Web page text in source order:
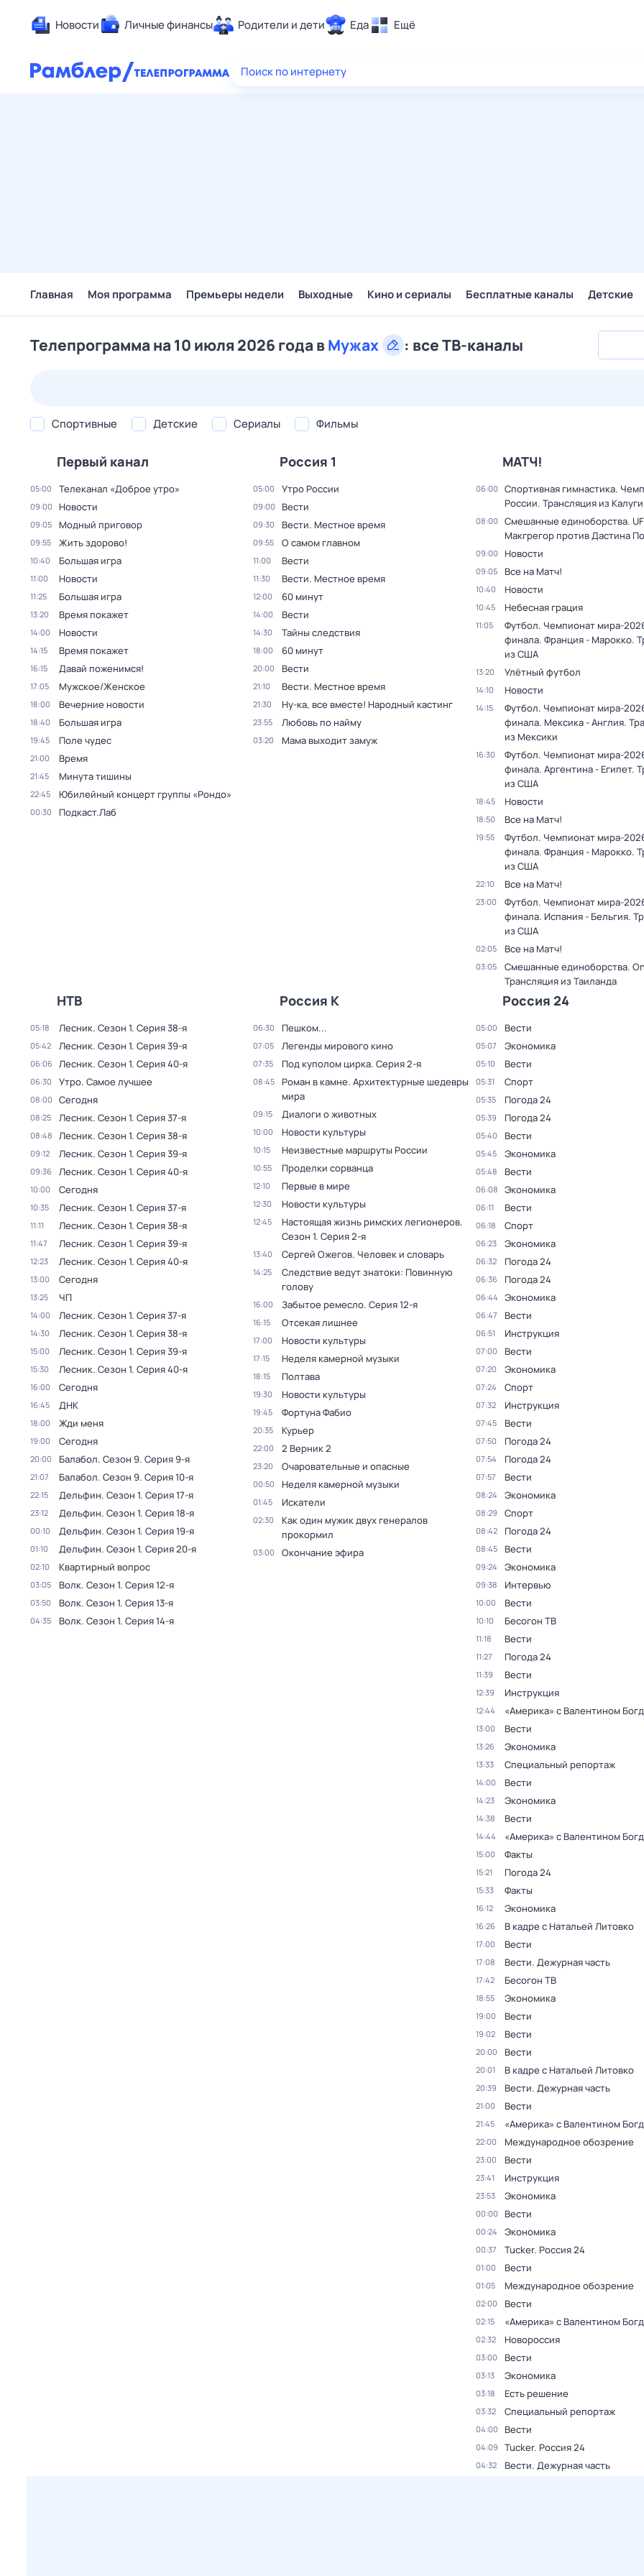
Новости Личные финансы Родители и дети Еда Ещё
Здоровье
Поиск по интернету
Главная Моя программа Премьеры недели Выходные Кино и сериалы Бесплатные каналы Детские
Телепрограмма на 10 июля 2026 года вМужах : все ТВ-каналы
Спортивные Детские Сериалы Фильмы
Первый канал
05:00 Телеканал «Доброе утро»
09:00 Новости
09:05 Модный приговор
09:55 Жить здорово!
10:40 Большая игра
11:00 Новости
11:25 Большая игра
13:20 Время покажет
14:00 Новости
14:15 Время покажет
16:15 Давай поженимся!
17:05 Мужское/Женское
18:00 Вечерние новости
18:40 Большая игра
19:45 Поле чудес
21:00 Время
21:45 Минута тишины
22:45 Юбилейный концерт группы «Рондо»
00:30 Подкаст.Лаб
Россия 1
05:00 Утро России
09:00 Вести
09:30 Вести. Местное время
09:55 О самом главном
11:00 Вести
11:30 Вести. Местное время
12:00 60 минут
14:00 Вести
14:30 Тайны следствия
18:00 60 минут
20:00 Вести
21:10 Вести. Местное время
21:30 Ну-ка, все вместе! Народный кастинг
23:55 Любовь по найму
03:20 Мама выходит замуж
МАТЧ!
06:00
Спортивная гимнастика.
России. Трансляция из Калуги
08:00
Смешанные единоборства.
Макгрегор против Дастина
09:00 Новости
09:05 Все на Матч!
10:40 Новости
10:45 Небесная грация
11:05
Футбол. Чемпионат мира-
финала. Франция - Марокко.
из США
13:20 Улётный футбол
14:10 Новости
14:15
Футбол. Чемпионат мира-
финала. Мексика - Англия.
из Мексики
16:30
Футбол. Чемпионат мира-
финала. Аргентина - Египет.
из США
18:45 Новости
18:50 Все на Матч!
19:55
Футбол. Чемпионат мира-
финала. Франция - Марокко.
из США
22:10 Все на Матч!
23:00
Футбол. Чемпионат мира-
финала. Испания - Бельгия.
из США
02:05 Все на Матч!
03:05
Смешанные единоборства.
Трансляция из Таиланда
НТВ
05:18 Лесник. Сезон 1. Серия 38-я
05:42 Лесник. Сезон 1. Серия 39-я
06:06 Лесник. Сезон 1. Серия 40-я
06:30 Утро. Самое лучшее
08:00 Сегодня
08:25 Лесник. Сезон 1. Серия 37-я
08:48 Лесник. Сезон 1. Серия 38-я
09:12 Лесник. Сезон 1. Серия 39-я
09:36 Лесник. Сезон 1. Серия 40-я
10:00 Сегодня
10:35 Лесник. Сезон 1. Серия 37-я
11:11 Лесник. Сезон 1. Серия 38-я
11:47 Лесник. Сезон 1. Серия 39-я
12:23 Лесник. Сезон 1. Серия 40-я
13:00 Сегодня
13:25 ЧП
14:00 Лесник. Сезон 1. Серия 37-я
14:30 Лесник. Сезон 1. Серия 38-я
15:00 Лесник. Сезон 1. Серия 39-я
15:30 Лесник. Сезон 1. Серия 40-я
16:00 Сегодня
16:45 ДНК
18:00 Жди меня
19:00 Сегодня
20:00 Балабол. Сезон 9. Серия 9-я
21:07 Балабол. Сезон 9. Серия 10-я
22:15 Дельфин. Сезон 1. Серия 17-я
23:12 Дельфин. Сезон 1. Серия 18-я
00:10 Дельфин. Сезон 1. Серия 19-я
01:10 Дельфин. Сезон 1. Серия 20-я
02:10 Квартирный вопрос
03:05 Волк. Сезон 1. Серия 12-я
03:50 Волк. Сезон 1. Серия 13-я
04:35 Волк. Сезон 1. Серия 14-я
Россия К
06:30 Пешком...
07:05 Легенды мирового кино
07:35 Под куполом цирка. Серия 2-я
08:45
Роман в камне. Архитектурные шедевры
мира
09:15 Диалоги о животных
10:00 Новости культуры
10:15 Неизвестные маршруты России
10:55 Проделки сорванца
12:10 Первые в мире
12:30 Новости культуры
12:45 Настоящая жизнь римских легионеров.
Сезон 1. Серия 2-я
13:40 Сергей Ожегов. Человек и словарь
14:25
Следствие ведут знатоки: Повинную
голову
16:00 Забытое ремесло. Серия 12-я
16:15 Отсекая лишнее
17:00 Новости культуры
17:15 Неделя камерной музыки
18:15 Полтава
19:30 Новости культуры
19:45 Фортуна Фабио
20:35 Курьер
22:00 2 Верник 2
23:20 Очаровательные и опасные
00:50 Неделя камерной музыки
01:45 Искатели
02:30
Как один мужик двух генералов
прокормил
03:00 Окончание эфира
Россия 24
05:00 Вести
05:07 Экономика
05:10 Вести
05:31 Спорт
05:35 Погода 24
05:39 Погода 24
05:40 Вести
05:45 Экономика
05:48 Вести
06:08 Экономика
06:11 Вести
06:18 Спорт
06:23 Экономика
06:32 Погода 24
06:36 Погода 24
06:44 Экономика
06:47 Вести
06:51 Инструкция
07:00 Вести
07:20 Экономика
07:24 Спорт
07:32 Инструкция
07:45 Вести
07:50 Погода 24
07:54 Погода 24
07:57 Вести
08:24 Экономика
08:29 Спорт
08:42 Погода 24
08:45 Вести
09:24 Экономика
09:38 Интервью
10:00 Вести
10:10 Бесогон ТВ
11:18 Вести
11:27 Погода 24
11:39 Вести
12:39 Инструкция
12:44 «Америка» с Валентином
13:00 Вести
13:26 Экономика
13:33 Специальный репортаж
14:00 Вести
14:23 Экономика
14:38 Вести
14:44 «Америка» с Валентином
15:00 Факты
15:21 Погода 24
15:33 Факты
16:12 Экономика
16:26 В кадре с Натальей Литовко
17:00 Вести
17:08 Вести. Дежурная часть
17:42 Бесогон ТВ
18:55 Экономика
19:00 Вести
19:02 Вести
20:00 Вести
20:01 В кадре с Натальей Литовко
20:39 Вести. Дежурная часть
21:00 Вести
21:45 «Америка» с Валентином
22:00 Международное обозрение
23:00 Вести
23:41 Инструкция
23:53 Экономика
00:00 Вести
00:24 Экономика
00:37 Tucker. Россия 24
01:00 Вести
01:05 Международное обозрение
02:00 Вести
02:15 «Америка» с Валентином
02:32 Новороссия
03:00 Вести
03:13 Экономика
03:18 Есть решение
03:32 Специальный репортаж
04:00 Вести
04:09 Tucker. Россия 24
04:32 Вести. Дежурная часть